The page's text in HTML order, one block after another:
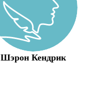
Шэрон Кендрик